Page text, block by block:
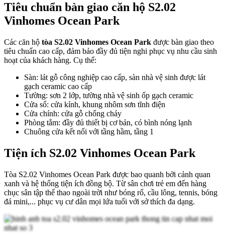
Tiêu chuẩn bàn giao căn hộ S2.02
Vinhomes Ocean Park
Các căn hộ tòa S2.02 Vinhomes Ocean Park được bàn giao theo
tiêu chuẩn cao cấp, đảm bảo đầy đủ tiện nghi phục vụ nhu cầu sinh
hoạt của khách hàng. Cụ thể:
Sàn: lát gỗ công nghiệp cao cấp, sàn nhà vệ sinh được lát
gạch ceramic cao cấp
Tường: sơn 2 lớp, tường nhà vệ sinh ốp gạch ceramic
Cửa sổ: cửa kính, khung nhôm sơn tĩnh điện
Cửa chính: cửa gỗ chống cháy
Phòng tắm: đầy đủ thiết bị cơ bản, có bình nóng lạnh
Chuông cửa kết nối với tầng hầm, tầng 1
Tiện ích S2.02 Vinhomes Ocean Park
Tòa S2.02 Vinhomes Ocean Park được bao quanh bởi cảnh quan
xanh và hệ thống tiện ích đồng bộ. Từ sân chơi trẻ em đến hàng
chục sân tập thể thao ngoài trời như bóng rổ, cầu lông, tennis, bóng
đá mini,... phục vụ cư dân mọi lứa tuổi với sở thích đa dạng.